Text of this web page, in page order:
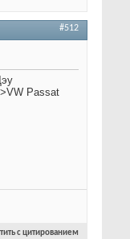
#512
Passat
с цитированием